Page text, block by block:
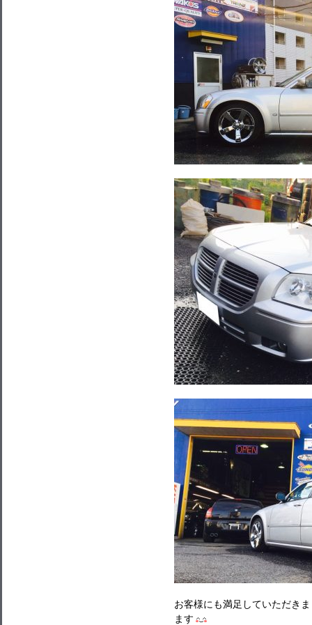
お客様にも満足していただき
ます